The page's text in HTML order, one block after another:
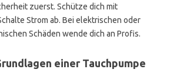
zuerst. Schütze dich mit
Strom ab. Bei elektrischen oder
Schäden wende dich an Profis.
einer Tauchpumpe